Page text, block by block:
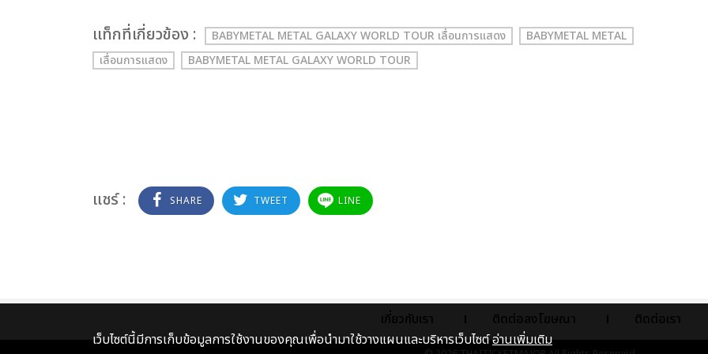
เเท็กที่เกี่ยวข้อง : BABYMETAL METAL GALAXY WORLD TOUR เลื่อนการแสดง
BABYMETAL METAL
เลื่อนการแสดง
BABYMETAL METAL GALAXY WORLD TOUR
แชร์ : SHARE TWEET LINE
เกี่ยวกับเรา ติดต่อลงโฆษณา ติดต่อเรา
เว็บไซต์นี้มีการเก็บข้อมูลการใช้งานของคุณเพื่อนำมาใช้วางแผนและบริหารเว็บไซต์อ่านเพิ่มเติม